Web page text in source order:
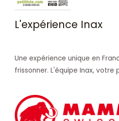
L'expérience Inax
Une expérience unique en
frissonner. L'équipe Inax,